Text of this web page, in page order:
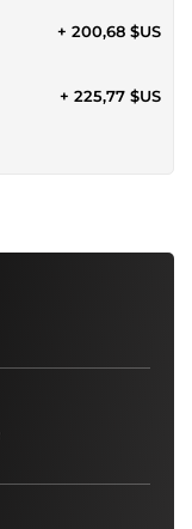
+ 200,68 $US
+ 225,77 $US